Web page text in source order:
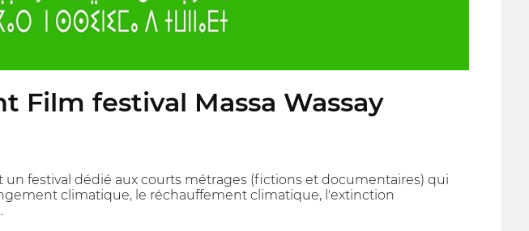
Film festival Massa Wassay
festival dédié aux courts métrages (fictions et documentaires) qui
climatique, le réchauffement climatique, l'extinction